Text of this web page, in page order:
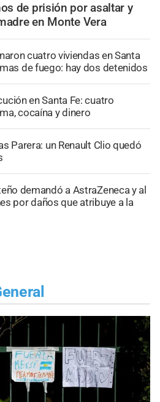
de prisión por asaltar y
en Monte Vera
cuatro viviendas en Santa
de fuego: hay dos detenidos
en Santa Fe: cuatro
cocaína y dinero
Parera: un Renault Clio quedó
demandó a AstraZeneca y al
por daños que atribuye a la